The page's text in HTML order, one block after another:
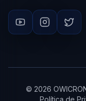
© 2026
Política de